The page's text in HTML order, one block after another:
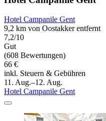
Hotel Campanile Gent
9,2 km von Oostakker entfernt
7,2/10
Gut
(608 Bewertungen)
66 €
inkl. Steuern & Gebühren
11. Aug.–12. Aug.
Hotel Campanile Gent